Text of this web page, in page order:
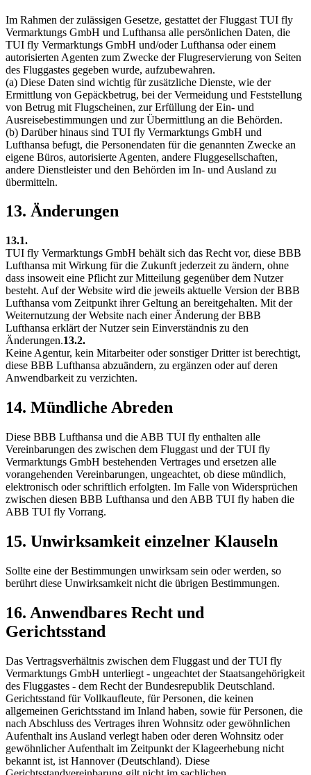
Im Rahmen der zulässigen Gesetze, gestattet der Fluggast TUI fly
Vermarktungs GmbH und Lufthansa alle persönlichen Daten, die
TUI fly Vermarktungs GmbH und/oder Lufthansa oder einem
autorisierten Agenten zum Zwecke der Flugreservierung von Seiten
des Fluggastes gegeben wurde, aufzubewahren.
(a) Diese Daten sind wichtig für zusätzliche Dienste, wie der
Ermittlung von Gepäckbetrug, bei der Vermeidung und Feststellung
von Betrug mit Flugscheinen, zur Erfüllung der Ein- und
Ausreisebestimmungen und zur Übermittlung an die Behörden.
(b) Darüber hinaus sind TUI fly Vermarktungs GmbH und
Lufthansa befugt, die Personendaten für die genannten Zwecke an
eigene Büros, autorisierte Agenten, andere Fluggesellschaften,
andere Dienstleister und den Behörden im In- und Ausland zu
übermitteln.
13. Änderungen
13.1.
TUI fly Vermarktungs GmbH behält sich das Recht vor, diese BBB
Lufthansa mit Wirkung für die Zukunft jederzeit zu ändern, ohne
dass insoweit eine Pflicht zur Mitteilung gegenüber dem Nutzer
besteht. Auf der Website wird die jeweils aktuelle Version der BBB
Lufthansa vom Zeitpunkt ihrer Geltung an bereitgehalten. Mit der
Weiternutzung der Website nach einer Änderung der BBB
Lufthansa erklärt der Nutzer sein Einverständnis zu den
Änderungen.13.2.
Keine Agentur, kein Mitarbeiter oder sonstiger Dritter ist berechtigt,
diese BBB Lufthansa abzuändern, zu ergänzen oder auf deren
Anwendbarkeit zu verzichten.
14. Mündliche Abreden
Diese BBB Lufthansa und die ABB TUI fly enthalten alle
Vereinbarungen des zwischen dem Fluggast und der TUI fly
Vermarktungs GmbH bestehenden Vertrages und ersetzen alle
vorangehenden Vereinbarungen, ungeachtet, ob diese mündlich,
elektronisch oder schriftlich erfolgten. Im Falle von Widersprüchen
zwischen diesen BBB Lufthansa und den ABB TUI fly haben die
ABB TUI fly Vorrang.
15. Unwirksamkeit einzelner Klauseln
Sollte eine der Bestimmungen unwirksam sein oder werden, so
berührt diese Unwirksamkeit nicht die übrigen Bestimmungen.
16. Anwendbares Recht und
Gerichtsstand
Das Vertragsverhältnis zwischen dem Fluggast und der TUI fly
Vermarktungs GmbH unterliegt - ungeachtet der Staatsangehörigkeit
des Fluggastes - dem Recht der Bundesrepublik Deutschland.
Gerichtsstand für Vollkaufleute, für Personen, die keinen
allgemeinen Gerichtsstand im Inland haben, sowie für Personen, die
nach Abschluss des Vertrages ihren Wohnsitz oder gewöhnlichen
Aufenthalt ins Ausland verlegt haben oder deren Wohnsitz oder
gewöhnlicher Aufenthalt im Zeitpunkt der Klageerhebung nicht
bekannt ist, ist Hannover (Deutschland). Diese